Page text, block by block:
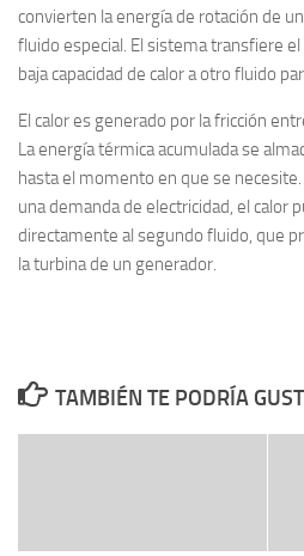
convierten la energía de rotación de
fluido especial. El sistema transfiere
baja capacidad de calor a otro fluido
El calor es generado por la fricción
La energía térmica acumulada se
hasta el momento en que se
una demanda de electricidad, el calor
directamente al segundo fluido, que
la turbina de un generador.
TAMBIÉN TE PODRÍA